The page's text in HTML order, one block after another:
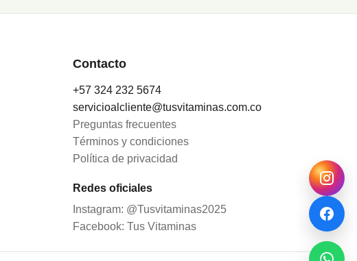
Contacto
+57 324 232 5674
servicioalcliente@tusvitaminas.com.co
Preguntas frecuentes
Términos y condiciones
Política de privacidad
Redes oficiales
Instagram: @Tusvitaminas2025
Facebook: Tus Vitaminas